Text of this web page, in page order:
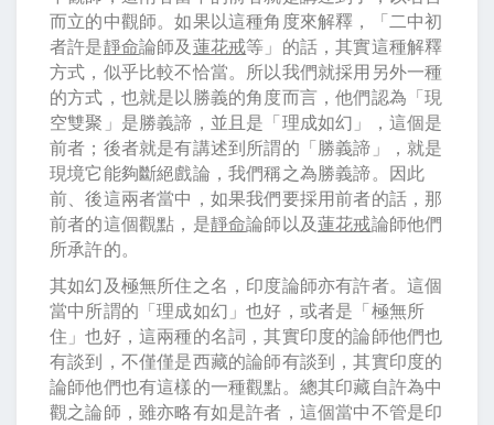
而立的中觀師。如果以這種角度來解釋，「二中初
者許是靜命論師及 蓮花戒等」的話，其實這種解釋
方式，似乎比較不恰當。所以我們就採用另外一種
的方式，也就是以勝義的角度而言，他們認為「現
空雙聚」是勝義諦，並且是「理成如幻」，這個是
前者；後者就是有講述到所謂的「勝義諦」，就是
現境它能夠斷絕戲論，我們稱之為勝義諦。因此
前、後這兩者當中，如果我們要採用前者的話，那
前者的這個觀點，是靜命論師以及蓮花戒論師他們
所承許的。
其如幻及極無所住之名，印度論師亦有許者。這個
當中所謂的「理成如幻」也好，或者是「極無所
住」也好，這兩種的名詞，其實印度的論師他們也
有談到，不僅僅是西藏的論師有談到，其實印度的
論師他們也有這樣的一種觀點。總其印藏自許為中
觀之論師，雖亦略有如是許者，這個當中不管是印